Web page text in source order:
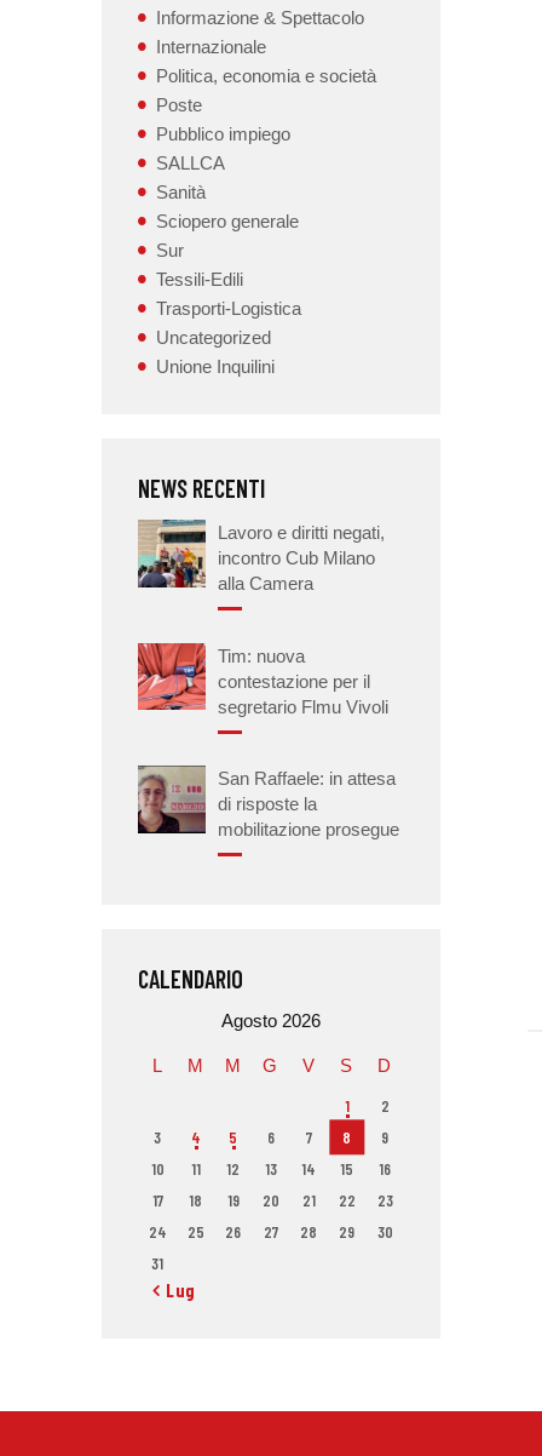
Informazione & Spettacolo
Internazionale
Politica, economia e società
Poste
Pubblico impiego
SALLCA
Sanità
Sciopero generale
Sur
Tessili-Edili
Trasporti-Logistica
Uncategorized
Unione Inquilini
NEWS RECENTI
Lavoro e diritti negati,
incontro Cub Milano
alla Camera
Tim: nuova
contestazione per il
segretario Flmu Vivoli
San Raffaele: in attesa
di risposte la
mobilitazione prosegue
CALENDARIO
Agosto 2026
L M M G V S D
1
2
3
4 5 6 7 8
9
10
11 12 13 14 15
16
17
18 19 20 21 22
23
24
25 26 27 28 29
30
31
« Lug